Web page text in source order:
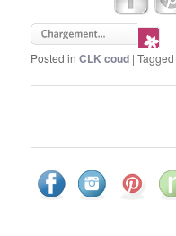
Posted in CLK coud |Tagged